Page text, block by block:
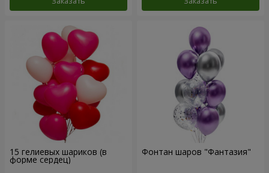
15 гелиевых шариков (в
форме сердец)
Фонтан шаров "Фантазия"